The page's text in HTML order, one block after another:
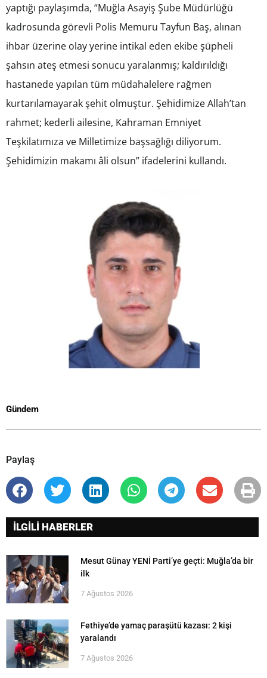
yaptığı paylaşımda, “Muğla Asayiş Şube Müdürlüğü
kadrosunda görevli Polis Memuru Tayfun Baş, alınan
ihbar üzerine olay yerine intikal eden ekibe şüpheli
şahsın ateş etmesi sonucu yaralanmış; kaldırıldığı
hastanede yapılan tüm müdahalelere rağmen
kurtarılamayarak şehit olmuştur. Şehidimize Allah’tan
rahmet; kederli ailesine, Kahraman Emniyet
Teşkilatımıza ve Milletimize başsağlığı diliyorum.
Şehidimizin makamı âli olsun” ifadelerini kullandı.
Gündem
Paylaş
İLGİLİ HABERLER
Mesut Günay YENİ Parti’ye geçti: Muğla’da bir
ilk
7 Ağustos 2026
Fethiye’de yamaç paraşütü kazası: 2 kişi
yaralandı
7 Ağustos 2026